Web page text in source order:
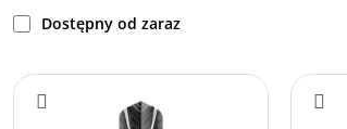
Dostępny od zaraz